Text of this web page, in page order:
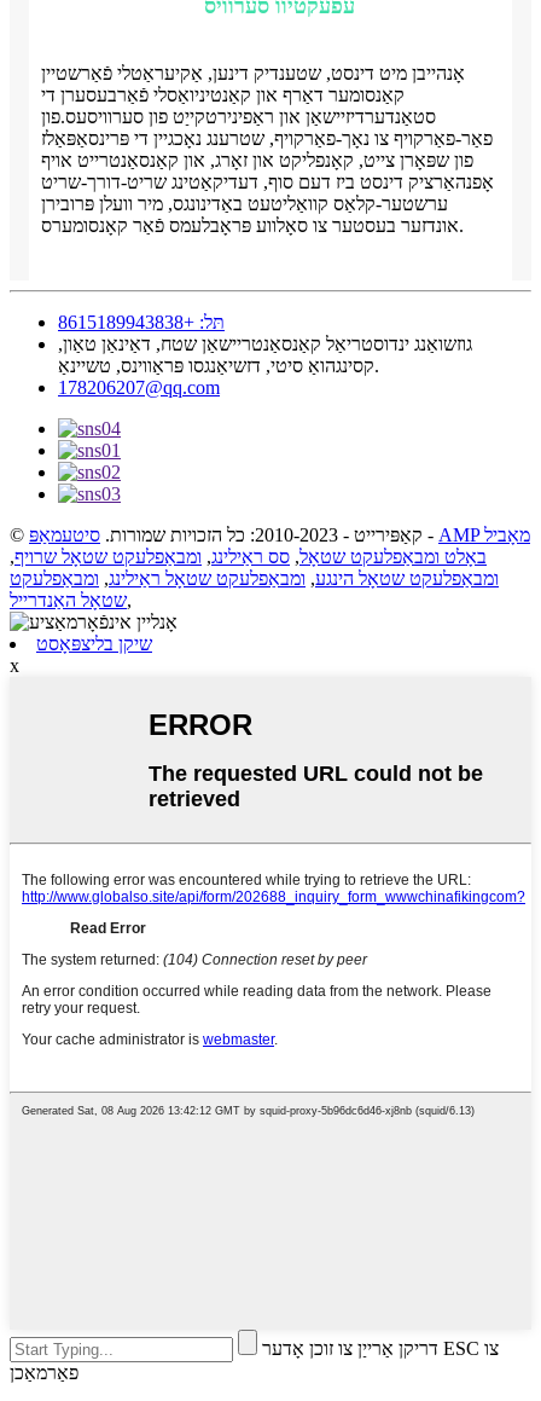
עפעקטיוו סערוויס
אָנהייבן מיט דינסט, שטענדיק דינען, אַקיעראַטלי פֿאַרשטיין
קאַנסומער דאַרף און קאַנטיניואַסלי פֿאַרבעסערן די
סטאַנדערדיזיישאַן און ראַפינירטקייַט פון סערוויסעס.פון
פאַר-פאַרקויף צו נאָך-פאַרקויף, שטרענג נאָכגיין די פּרינסאַפּאַלז
פון שפּאָרן צייט, קאָנפליקט און זאָרג, און קאַנסאַנטרייט אויף
אָפנהאַרציק דינסט ביז דעם סוף, דעדיקאַטינג שריט-דורך-שריט
ערשטער-קלאַס קוואַליטעט באַדינונגס, מיר וועלן פּרובירן
אונדזער בעסטער צו סאָלווע פּראָבלעמס פֿאַר קאָנסומערס.
תּל: +8615189943838
גוזשואַנג ינדוסטריאַל קאַנסאַנטריישאַן שטח, דאַינאַן טאַון,
קסינגהואַ סיטי, דזשיאַנגסו פּראַווינס, טשיינאַ.
178206207@qq.com
© קאַפּירייט - 2010-2023: כל הזכויות שמורות. סיטעמאַפּ -
AMP מאָביל
באָלט ומבאַפלעקט שטאָל, סס ראַילינג, ומבאַפלעקט שטאָל שרויף,
ומבאַפלעקט שטאָל הינגע, ומבאַפלעקט שטאָל ראַילינג, ומבאַפלעקט
שטאָל האַנדרייל,
שיקן בליצפּאָסט
x
דריקן אַרייַן צו זוכן אָדער ESC צו
פאַרמאַכן